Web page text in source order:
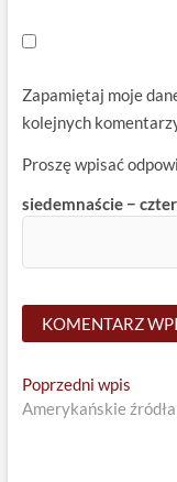
Zapamiętaj moje
kolejnych
Proszę wpisać
siedemnaście −
Nawigacja
wpisu
Poprzedni wpis
post:
Amerykańskie